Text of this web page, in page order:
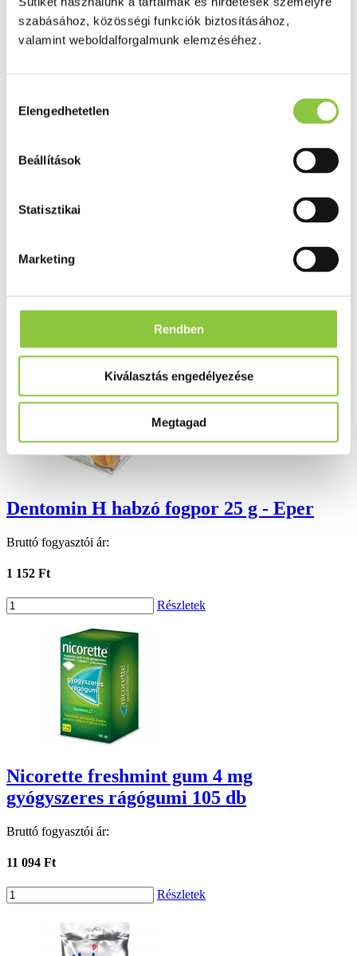
szabásához, közösségi funkciók biztosításához,
valamint weboldalforgalmunk elemzéséhez.
kiválasztása
Elengedhetetlen
Beállítások
Statisztikai
Marketing
Rendben
Kiválasztás engedélyezése
Megtagad
Ezek is érdekelhetik Önt
Dr. Chen King of Kings kapszula
Részletek
Dentomin H habzó fogpor 25 g - Eper
Bruttó fogyasztói ár:
1 152 Ft
Részletek
Nicorette freshmint gum 4 mg
gyógyszeres rágógumi 105 db
Bruttó fogyasztói ár:
11 094 Ft
Részletek